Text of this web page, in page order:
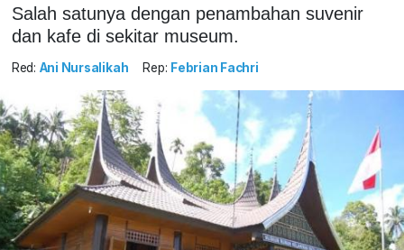
Salah satunya dengan penambahan suvenir
dan kafe di sekitar museum.
Red: Ani Nursalikah Rep: Febrian Fachri